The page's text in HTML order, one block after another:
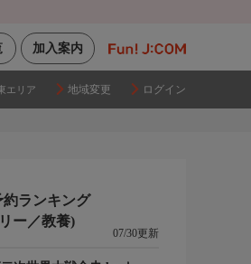
加入案内
エリア 地域変更 ログイン
約ランキング
ー／教養)
07/30更新